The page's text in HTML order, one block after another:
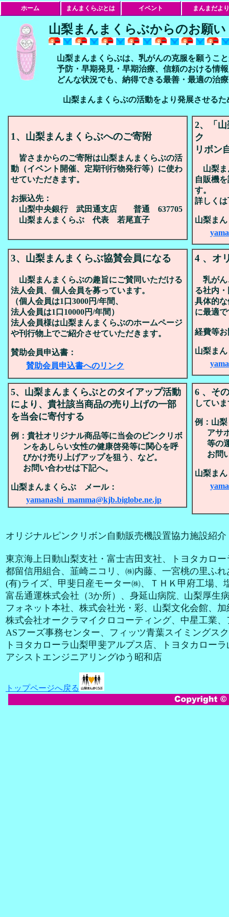
ホーム まんまくらぶとは イベント まんまだより
山梨まんまくらぶからのお願い
山梨まんまくらぶは、乳がんの克服を願うこ
予防・早期発見・早期治療、信頼のおける情
どんな状況でも、納得できる最善・最適の治
山梨まんまくらぶの活動をより発展させるため、
1、山梨まんまくらぶへのご寄附
皆さまからのご寄附は山梨まんまくらぶの活
動（イベント開催、定期刊行物発行等）に使わ
せていただきます。
お振込先：
山梨中央銀行 武田通支店 普通 637705
山梨まんまくらぶ 代表 若尾直子
2、「
ク
リボン
山梨
自販機
す。
詳しく
山梨ま
3、山梨まんまくらぶ協賛会員になる
山梨まんまくらぶの趣旨にご賛同いただける
法人会員、個人会員を募っています。
（個人会員は1口3000円/年間、
法人会員は1口10000円/年間）
法人会員様は山梨まんまくらぶのホームページ
や刊行物上でご紹介させていただきます。
賛助会員申込書：
賛助会員申込書へのリンク
4 、オ
乳が
る社内
具体的
に最適
経費等
山梨ま
5、山梨まんまくらぶとのタイアップ活動
により、貴社該当商品の売り上げの一部
を当会に寄付する
例：貴社オリジナル商品等に当会のピンクリボ
ンをあしらい女性の健康啓発等に関心を呼
びかけ売り上げアップを狙う、など。
お問い合わせは下記へ。
山梨まんまくらぶ メール：
yamanashi_mamma@kjb.biglobe.ne.jp
6 、そ
してい
例：山
アサ
等の
お問
山梨ま
オリジナルピンクリボン自動販売機設置協力施設紹
東京海上日動山梨支社・富士吉田支社、トヨタカロ
都留信用組合、韮崎ニコリ、㈱内藤、一宮桃の里ふ
(有)ライズ、甲斐日産モーター㈱、ＴＨＫ甲府工場
富岳通運株式会社（3か所）、身延山病院
山梨厚生
フォネット本社、株式会社光・彩、山梨文化会館、
株式会社オークラマイクロコーティング、中星工業
ASフーズ事務センター、フィッツ青葉スイミングス
トヨタカローラ山梨甲斐アルプス店、トヨタカロー
アシストエンジニアリングゆう昭和店
トップページへ戻る